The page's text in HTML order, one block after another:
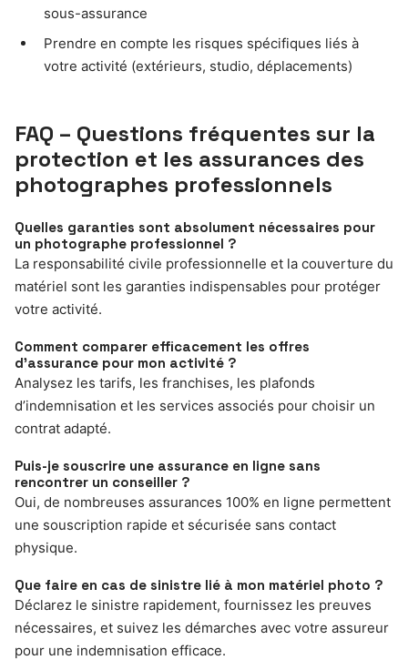
sous-assurance
Prendre en compte les risques spécifiques liés à
votre activité (extérieurs, studio, déplacements)
FAQ – Questions fréquentes sur la
protection et les assurances des
photographes professionnels
Quelles garanties sont absolument nécessaires pour
un photographe professionnel ?
La responsabilité civile professionnelle et la couverture du
matériel sont les garanties indispensables pour protéger
votre activité.
Comment comparer efficacement les offres
d’assurance pour mon activité ?
Analysez les tarifs, les franchises, les plafonds
d’indemnisation et les services associés pour choisir un
contrat adapté.
Puis-je souscrire une assurance en ligne sans
rencontrer un conseiller ?
Oui, de nombreuses assurances 100% en ligne permettent
une souscription rapide et sécurisée sans contact
physique.
Que faire en cas de sinistre lié à mon matériel photo ?
Déclarez le sinistre rapidement, fournissez les preuves
nécessaires, et suivez les démarches avec votre assureur
pour une indemnisation efficace.